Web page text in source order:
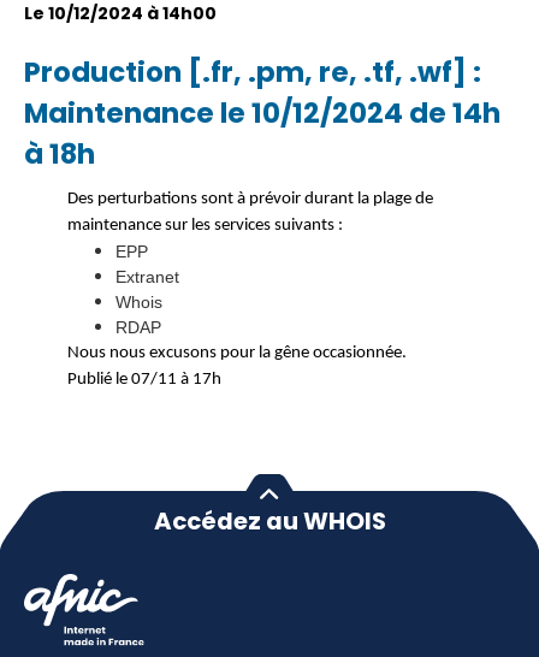
Le 10/12/2024 à 14h00
Production [.fr, .pm, re, .tf, .wf] :
Maintenance le 10/12/2024 de 14h
à 18h
Des perturbations sont à prévoir durant la plage de
maintenance sur les services suivants :
EPP
Extranet
Whois
RDAP
Nous nous excusons pour la gêne occasionnée.
Publié le 07/11 à 17h
Accédez au WHOIS